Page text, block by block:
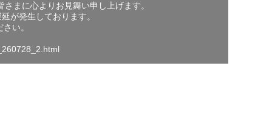
まに心よりお見舞い申し上げます。
が発生しております。
い。